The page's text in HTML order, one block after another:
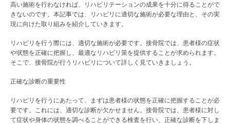
高い施術を行わなければ、リハビリテーションの成果を十分に得ることがで
きないのです。本記事では、リハビリに適切な施術が必要な理由と、その実
現に向けた取り組みを紹介していきます。
リハビリを行う際には、適切な施術が必要です。接骨院では、患者様の症状
や状態を正確に把握し、最適なリハビリ策を提供することが求められます。
そこで、接骨院が行うリハビリについて詳しく見ていきましょう。
正確な診断の重要性
リハビリを行うにあたって、まずは患者様の状態を正確に把握することが必
要です。これには、適切な診断が欠かせません。接骨院では、患者様に対し
て症状や身体の状態を調べることができる検査を行い、正確な診断を下しま